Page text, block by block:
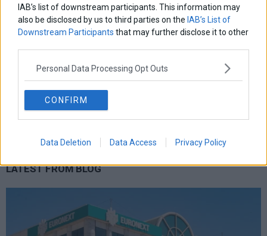
IAB’s list of downstream participants. This information may
also be disclosed by us to third parties on the IAB’s List of
Downstream Participants that may further disclose it to other
Personal Data Processing Opt Outs
CONFIRM
Data Deletion Data Access Privacy Policy
eurobank marketnews nikkei wall Αγορες ΗΠΑ Ιταλια
Χρηματιστηριο Αθηνων αεπ αθλητικα αναπτυξη βουλη γερμανια
διαπραγματευση δντεκλογες εκτ ελλαδα εμπορευματα
επικαιροτητα επιχειρησεις ευρω ευρωζωνη
χρηματιστηριαευρωπηηπακορωνοιοςκοσμος
κυριακος μητσοτακης μεταρρυθμισεις
οικονομιαομολογα πετρελαιο πληθωρισμος ρωσια
συριζατουρκια τραπεζες τσιπρας χρεος χρηματιστηριο
LATEST FROM BLOG